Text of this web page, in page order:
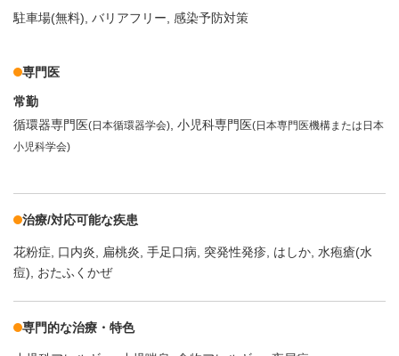
駐車場(無料) バリアフリー 感染予防対策
専門医
常勤
循環器専門医(日本循環器学会) 小児科専門医(日本専門医機構または日本
小児科学会)
治療/対応可能な疾患
花粉症 口内炎 扁桃炎 手足口病 突発性発疹 はしか 水疱瘡(水
痘)
おたふくかぜ
専門的な治療・特色